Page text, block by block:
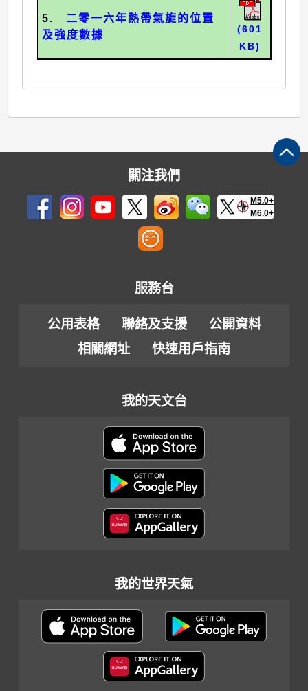
5.
二零一六年熱帶氣旋的位置
及強度數據
(601
KB)
關注我們
M5.0+
M6.0+
服務台
公用表格 聯絡及支援
公開資料
相關網址
快速用戶指南
我的天文台
我的世界天氣